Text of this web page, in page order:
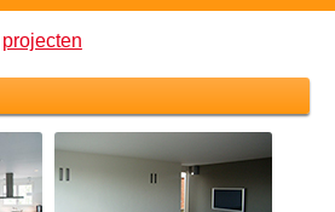
projecten